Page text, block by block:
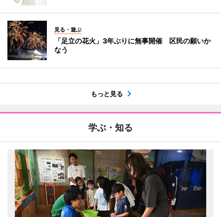
見る・遊ぶ
「足立の花火」3年ぶりに無事開催 区民の願いか
なう
もっと見る
学ぶ・知る